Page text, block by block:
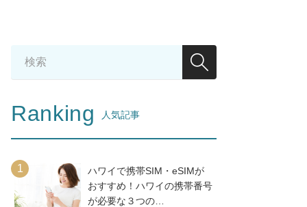
Ranking 人気記事
ハワイで携帯SIM・eSIMが
おすすめ！ハワイの携帯番号
が必要な３つの…